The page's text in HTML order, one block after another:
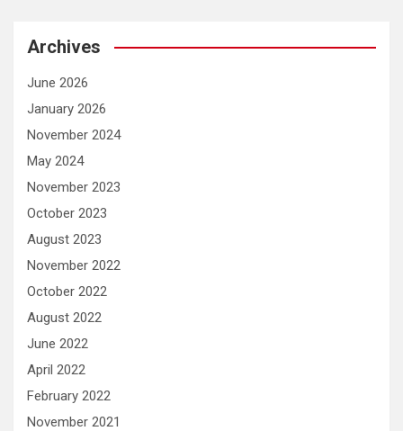
Archives
June 2026
January 2026
November 2024
May 2024
November 2023
October 2023
August 2023
November 2022
October 2022
August 2022
June 2022
April 2022
February 2022
November 2021